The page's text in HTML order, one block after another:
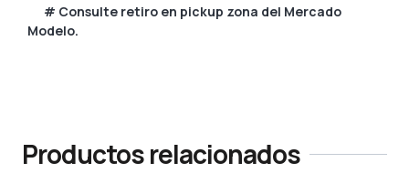
# Consulte retiro en pickup zona del Mercado
Modelo.
Productos relacionados